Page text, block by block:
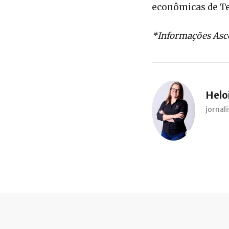
econômicas de
*Informações